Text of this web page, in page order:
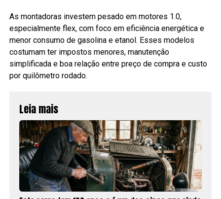
As montadoras investem pesado em motores 1.0,
especialmente flex, com foco em eficiência energética e
menor consumo de gasolina e etanol. Esses modelos
costumam ter impostos menores, manutenção
simplificada e boa relação entre preço de compra e custo
por quilômetro rodado.
Leia mais